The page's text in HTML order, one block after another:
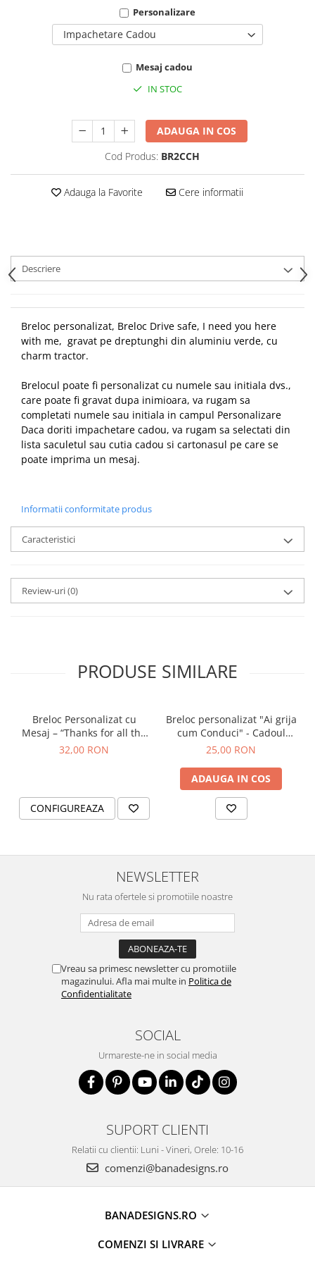
Personalizare
Impachetare Cadou
Mesaj cadou
IN STOC
ADAUGA IN COS
Cod Produs: BR2CCH
Adauga la Favorite Cere informatii
Descriere
Breloc personalizat, Breloc Drive safe, I need you here
with me, gravat pe dreptunghi din aluminiu verde, cu
charm tractor.
Brelocul poate fi personalizat cu numele sau initiala dvs.,
care poate fi gravat dupa inimioara, va rugam sa
completati numele sau initiala in campul Personalizare
Daca doriti impachetare cadou, va rugam sa selectati din
lista saculetul sau cutia cadou si cartonasul pe care se
poate imprima un mesaj.
Informatii conformitate produs
Caracteristici
Review-uri(0)
PRODUSE SIMILARE
Breloc Personalizat cu
Mesaj – “Thanks for all the
orgasms” – Cadou Amuzant
32,00 RON
CONFIGUREAZA
Breloc personalizat "Ai grija
cum Conduci" - Cadoul
perfect pentru persoana
25,00 RON
ADAUGA IN COS
NEWSLETTER
Nu rata ofertele si promotiile noastre
Vreau sa primesc newsletter cu promotiile
magazinului. Afla mai multe in Politica de
Confidentialitate
SOCIAL
Urmareste-ne in social media
SUPORT CLIENTI
Relatii cu clientii: Luni - Vineri, Orele: 10-16
comenzi@banadesigns.ro
BANADESIGNS.RO
COMENZI SI LIVRARE